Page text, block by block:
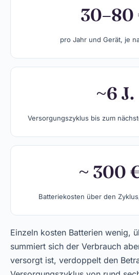
30–80
pro Jahr und Gerät, je
~6 J.
Versorgungszyklus bis zum
~ 300
Batteriekosten über den
Einzeln kosten Batterien wenig,
summiert sich der Verbrauch
versorgt ist, verdoppelt den